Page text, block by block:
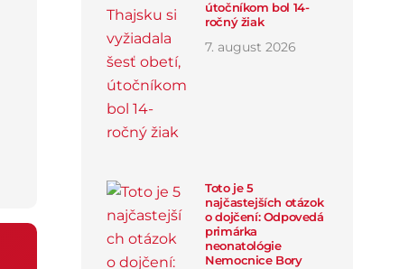
útočníkom bol 14-
ročný žiak
7. august 2026
Toto je 5
najčastejších otázok
o dojčení: Odpovedá
primárka
neonatológie
Nemocnice Bory